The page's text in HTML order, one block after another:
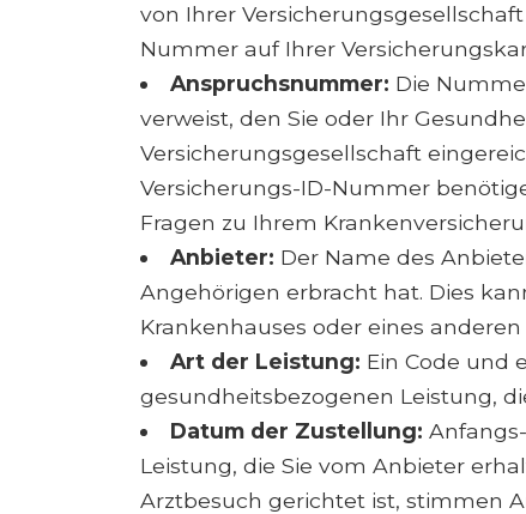
von Ihrer
Nummer auf Ihrer
Anspruchsnummer: Die
verweist, den Sie oder Ihr
Versicherungsgesellschaft
Versicherungs-ID-Nummer
Fragen zu Ihrem
Anbieter: Der Name des
Angehörigen erbracht hat. Dies
Krankenhauses oder eines
Art der Leistung: Ein Code und
gesundheitsbezogenen Leistung,
Datum der Zustellung:
Leistung, die Sie vom Anbieter
Arztbesuch gerichtet ist, stimmen